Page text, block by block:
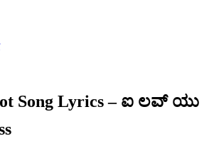
Song Lyrics – ಐ ಲವ್ ಯು